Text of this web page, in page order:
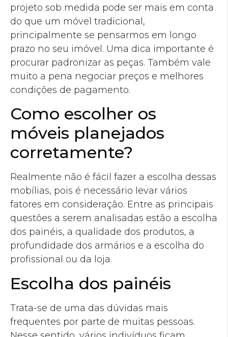
projeto sob medida pode ser mais em conta
do que um móvel tradicional,
principalmente se pensarmos em longo
prazo no seu imóvel. Uma dica importante é
procurar padronizar as peças. Também vale
muito a pena negociar preços e melhores
condições de pagamento.
Como escolher os
móveis planejados
corretamente?
Realmente não é fácil fazer a escolha dessas
mobílias, pois é necessário levar vários
fatores em consideração. Entre as principais
questões a serem analisadas estão a escolha
dos painéis, a qualidade dos produtos, a
profundidade dos armários e a escolha do
profissional ou da loja.
Escolha dos painéis
Trata-se de uma das dúvidas mais
frequentes por parte de muitas pessoas.